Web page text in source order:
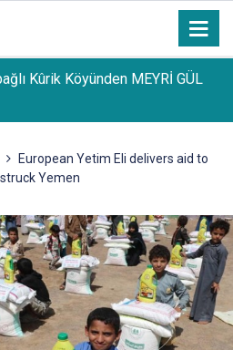
Kûrik Köyünden MEYRİ GÜL
European Yetim Eli delivers aid to
Yemen